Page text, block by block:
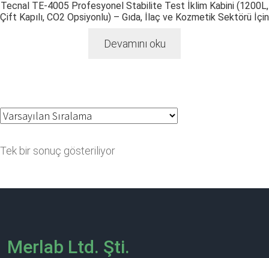
Tecnal TE-4005 Profesyonel Stabilite Test İklim Kabini (1200L,
Çift Kapılı, CO2 Opsiyonlu) – Gıda, İlaç ve Kozmetik Sektörü İçin
Devamını oku
Tek bir sonuç gösteriliyor
Merlab Ltd. Şti.